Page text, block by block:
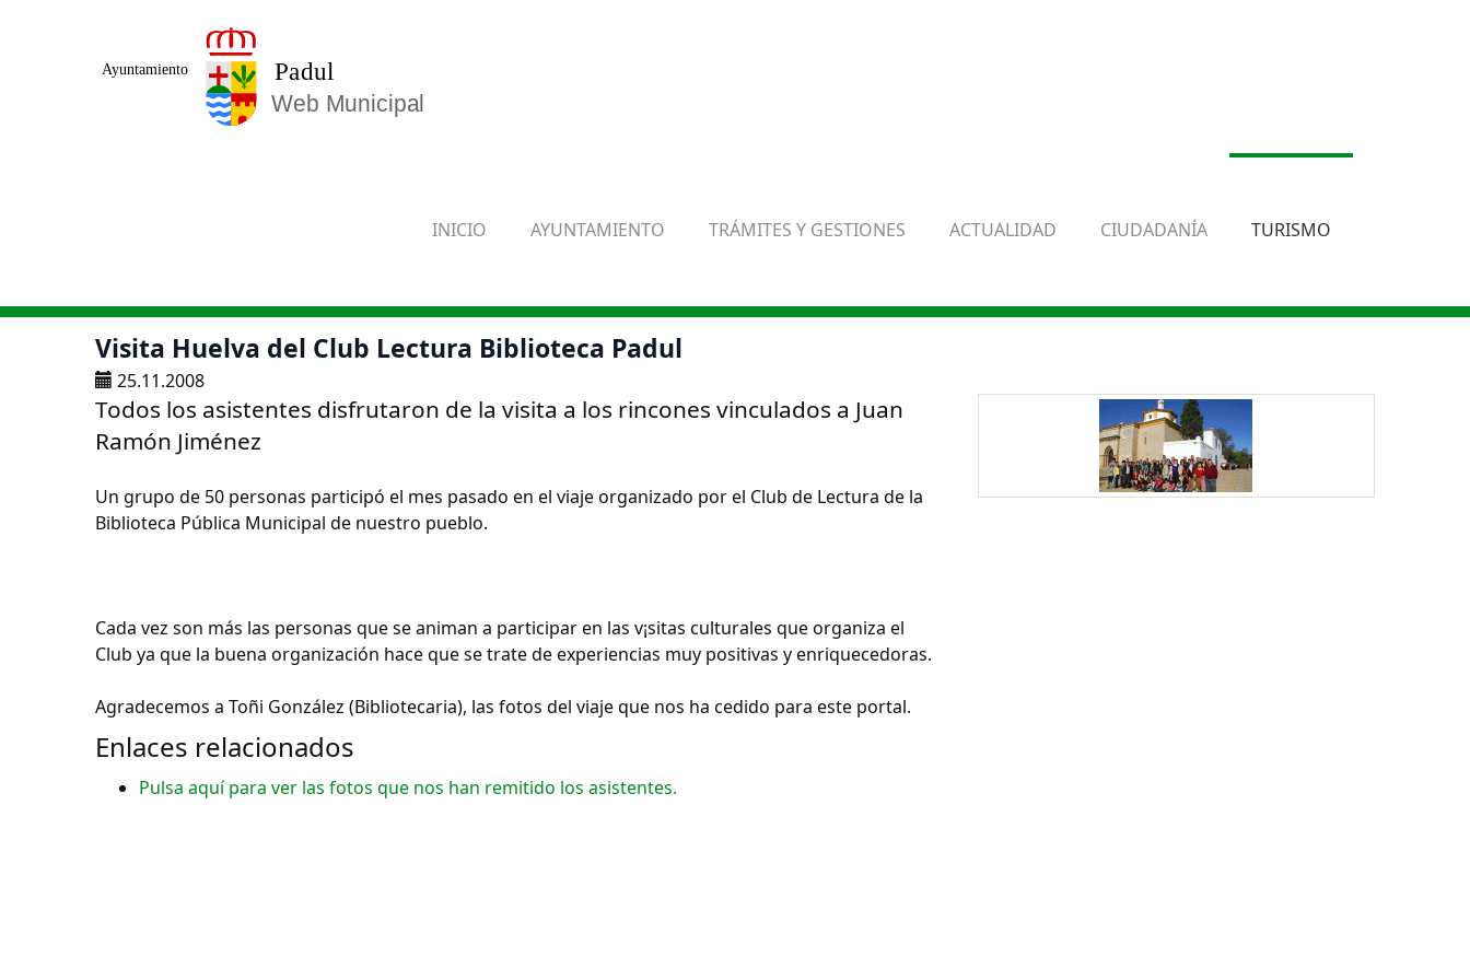
INICIO AYUNTAMIENTO TRÁMITES Y GESTIONES ACTUALIDAD CIUDADANÍA TURISMO
Visita Huelva del Club Lectura Biblioteca Padul
25.11.2008
Todos los asistentes disfrutaron de la visita a los rincones vinculados a Juan
Ramón Jiménez
Un grupo de 50 personas participó el mes pasado en el viaje organizado por el Club de Lectura de la
Biblioteca Pública Municipal de nuestro pueblo.
Cada vez son más las personas que se animan a participar en las v¡sitas culturales que organiza el
Club ya que la buena organización hace que se trate de experiencias muy positivas y enriquecedoras.
Agradecemos a Toñi González (Bibliotecaria), las fotos del viaje que nos ha cedido para este portal.
Enlaces relacionados
Pulsa aquí para ver las fotos que nos han remitido los asistentes.